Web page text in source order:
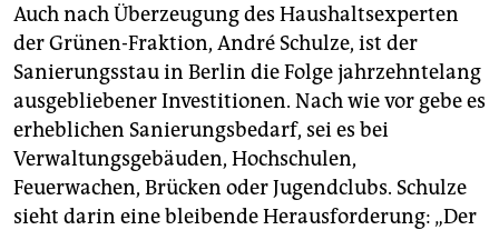
Auch nach Überzeugung des Haushaltsexperten
der Grünen-Fraktion, André Schulze, ist der
Sanierungsstau in Berlin die Folge jahrzehntelang
ausgebliebener Investitionen. Nach wie vor gebe es
erheblichen Sanierungsbedarf, sei es bei
Verwaltungsgebäuden, Hochschulen,
Feuerwachen, Brücken oder Jugendclubs. Schulze
sieht darin eine bleibende Herausforderung: „Der